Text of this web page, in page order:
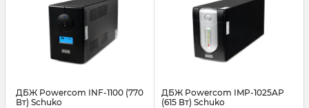
ДБЖ Powercom INF-1100 (770
Вт) Schuko
ДБЖ Powercom IMP-1025AP
(615 Вт) Schuko